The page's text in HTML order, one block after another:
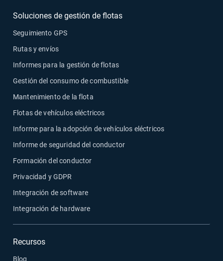
Soluciones de gestión de flotas
Seguimiento GPS
Rutas y envíos
Informes para la gestión de flotas
Gestión del consumo de combustible
Mantenimiento de la flota
Flotas de vehículos eléctricos
Informe para la adopción de vehículos eléctricos
Informe de seguridad del conductor
Formación del conductor
Privacidad y GDPR
Integración de software
Integración de hardware
Recursos
Blog